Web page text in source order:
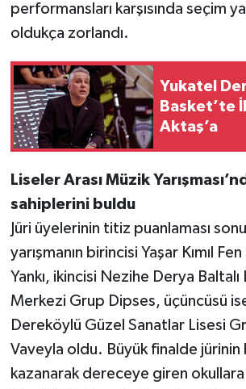
performansları karşısında seçim
oldukça zorlandı.
Yukatel
Basket’te
Aktaş’a
Liseler Arası Müzik
sahiplerini buldu
Jüri üyelerinin titiz puanlaması
yarışmanın birincisi Yaşar Kımıl
Yankı, ikincisi Nezihe Derya
Merkezi Grup Dipses, üçüncüsü
Dereköylü Güzel Sanatlar Lisesi
Vaveyla oldu. Büyük finalde jürinin
kazanarak dereceye giren